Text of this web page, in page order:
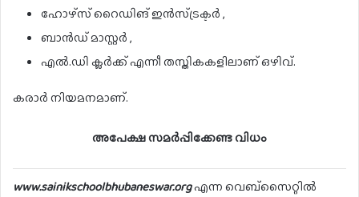
ഹോഴ്സ് റൈഡിങ് ഇൻസ്ട്രക്ടർ ,
ബാൻഡ് മാസ്റ്റർ ,
എൽ.ഡി ക്ലർക്ക് എന്നീ തസ്തികകളിലാണ് ഒഴിവ്.
കരാർ നിയമനമാണ്.
അപേക്ഷ സമർപ്പിക്കേണ്ട വിധം
www.sainikschoolbhubaneswar.orgഎന്ന വെബ്സൈറ്റിൽ